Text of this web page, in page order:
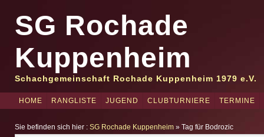
SG Rochade
Kuppenheim
Schachgemeinschaft Rochade Kuppenheim 1979 e.V.
HOME RANGLISTE JUGEND CLUBTURNIERE TERMINE
Sie befinden sich hier : SG Rochade Kuppenheim» Tag für Bodrozic